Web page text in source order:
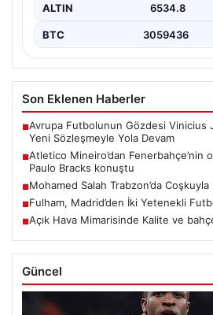
ALTIN 6534.8
BTC 3059436
Son Eklenen Haberler
■Avrupa Futbolunun Gözdesi Vinicius
Yeni Sözleşmeyle Yola Devam
■Atletico Mineiro’dan Fenerbahçe’nin
Paulo Bracks konuştu
■Mohamed Salah Trabzon’da Coşkuyla
■Fulham, Madrid’den İki Yetenekli
■Açık Hava Mimarisinde Kalite ve
Güncel